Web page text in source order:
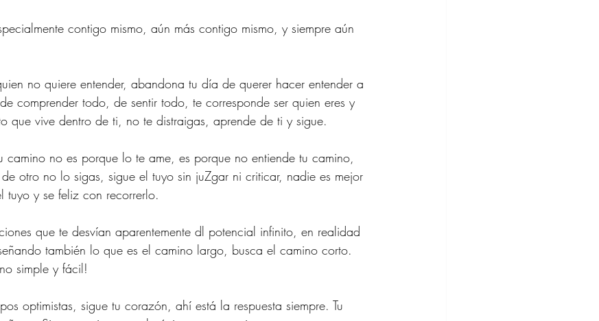
contigo mismo, aún más contigo mismo, y siempre aún
no quiere entender, abandona tu día de querer hacer entender a
comprender todo, de sentir todo, te corresponde ser quien eres y
que vive dentro de ti, no te distraigas, aprende de ti y sigue.
camino no es porque lo te ame, es porque no entiende tu camino,
otro no lo sigas, sigue el tuyo sin juZgar ni criticar, nadie es mejor
tuyo y se feliz con recorrerlo.
que te desvían aparentemente dl potencial infinito, en realidad
también lo que es el camino largo, busca el camino corto.
simple y fácil!
optimistas, sigue tu corazón, ahí está la respuesta siempre. Tu